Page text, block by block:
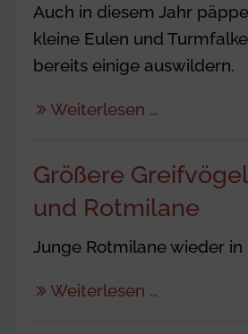
Auch in diesem Jahr
kleine Eulen und
bereits einige auswildern.
Weiterlesen …
Größere
und Rotmilane
Junge Rotmilane wieder in
Weiterlesen …